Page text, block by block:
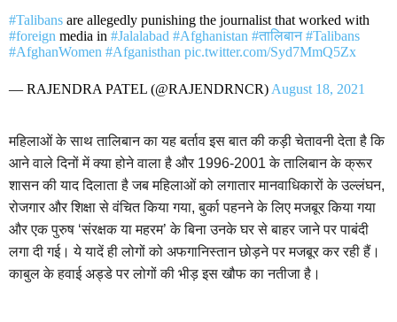
#Talibans are allegedly punishing the journalist that worked with
#foreign media in #Jalalabad #Afghanistan #तालिबान #Talibans
#AfghanWomen #Afganisthan pic.twitter.com/Syd7MmQ5Zx
— RAJENDRA PATEL (@RAJENDRNCR) August 18, 2021
महिलाओं के साथ तालिबान का यह बर्ताव इस बात की कड़ी चेतावनी देता है कि
आने वाले दिनों में क्या होने वाला है और 1996-2001 के तालिबान के क्रूर
शासन की याद दिलाता है जब महिलाओं को लगातार मानवाधिकारों के उल्लंघन,
रोजगार और शिक्षा से वंचित किया गया, बुर्का पहनने के लिए मजबूर किया गया
और एक पुरुष ‘संरक्षक या महरम’ के बिना उनके घर से बाहर जाने पर पाबंदी
लगा दी गई। ये यादें ही लोगों को अफगानिस्तान छोड़ने पर मजबूर कर रही हैं।
काबुल के हवाई अड्डे पर लोगों की भीड़ इस खौफ का नतीजा है।